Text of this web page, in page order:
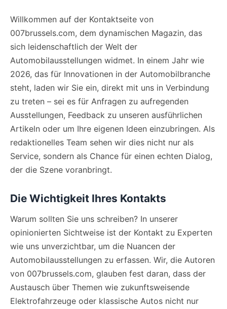
Willkommen auf der Kontaktseite von
007brussels.com, dem dynamischen Magazin, das
sich leidenschaftlich der Welt der
Automobilausstellungen widmet. In einem Jahr wie
2026, das für Innovationen in der Automobilbranche
steht, laden wir Sie ein, direkt mit uns in Verbindung
zu treten – sei es für Anfragen zu aufregenden
Ausstellungen, Feedback zu unseren ausführlichen
Artikeln oder um Ihre eigenen Ideen einzubringen. Als
redaktionelles Team sehen wir dies nicht nur als
Service, sondern als Chance für einen echten Dialog,
der die Szene voranbringt.
Die Wichtigkeit Ihres Kontakts
Warum sollten Sie uns schreiben? In unserer
opinionierten Sichtweise ist der Kontakt zu Experten
wie uns unverzichtbar, um die Nuancen der
Automobilausstellungen zu erfassen. Wir, die Autoren
von 007brussels.com, glauben fest daran, dass der
Austausch über Themen wie zukunftsweisende
Elektrofahrzeuge oder klassische Autos nicht nur